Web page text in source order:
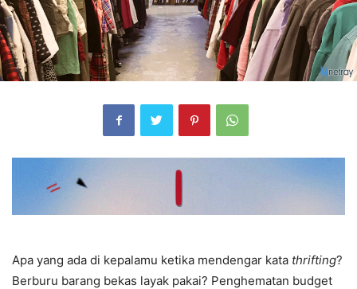
Apa yang ada di kepalamu ketika mendengar kata thrifting?
Berburu barang bekas layak pakai? Penghematan budget